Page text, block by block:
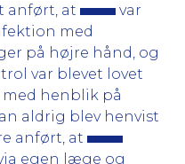
anført, at
var
med
på højre hånd, og
var blevet lovet
henblik på
aldrig blev henvist
anført, at
egen læge og